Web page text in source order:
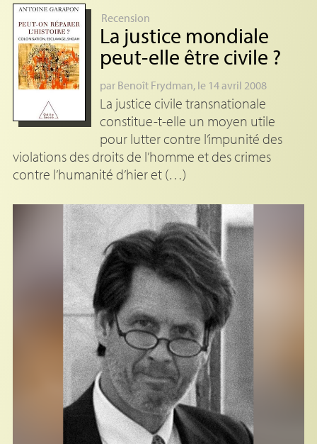
Recension
La justice mondiale
peut-elle être civile ?
par Benoît Frydman, le 14 avril 2008
La justice civile transnationale
constitue-t-elle un moyen utile
pour lutter contre l’impunité des
violations des droits de l’homme et des crimes
contre l’humanité d’hier et (…)